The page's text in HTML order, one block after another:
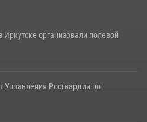
организовали полевой
Управления Росгвардии по